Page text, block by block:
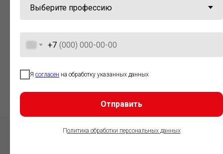
+7
Я согласен на обработку указанных данных
Отправить
Политика обработки персональных данных